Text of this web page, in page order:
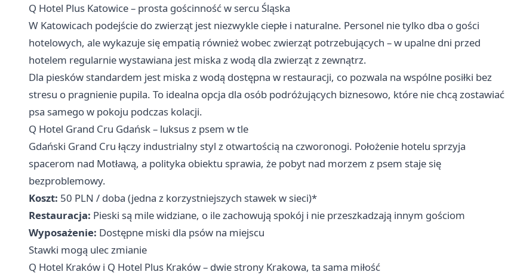
Q Hotel Plus Katowice – prosta gościnność w sercu Śląska
W Katowicach podejście do zwierząt jest niezwykle ciepłe i naturalne. Personel nie tylko dba o gości
hotelowych, ale wykazuje się empatią również wobec zwierząt potrzebujących – w upalne dni przed
hotelem regularnie wystawiana jest miska z wodą dla zwierząt z zewnątrz.
Dla piesków standardem jest miska z wodą dostępna w restauracji, co pozwala na wspólne posiłki bez
stresu o pragnienie pupila. To idealna opcja dla osób podróżujących biznesowo, które nie chcą zostawiać
psa samego w pokoju podczas kolacji.
Q Hotel Grand Cru Gdańsk – luksus z psem w tle
Gdański Grand Cru łączy industrialny styl z otwartością na czworonogi. Położenie hotelu sprzyja
spacerom nad Motławą, a polityka obiektu sprawia, że pobyt nad morzem z psem staje się
bezproblemowy.
Koszt: 50 PLN / doba (jedna z korzystniejszych stawek w sieci)*
Restauracja: Pieski są mile widziane, o ile zachowują spokój i nie przeszkadzają innym gościom
Wyposażenie: Dostępne miski dla psów na miejscu
Stawki mogą ulec zmianie
Q Hotel Kraków i Q Hotel Plus Kraków – dwie strony Krakowa, ta sama miłość